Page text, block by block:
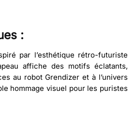
:
par l’esthétique rétro-futuriste
affiche des motifs éclatants,
au robot Grendizer et à l’univers
hommage visuel pour les puristes